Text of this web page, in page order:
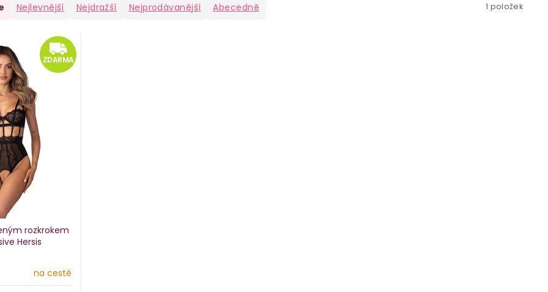
Nejlevnější Nejdražší Nejprodávanější Abecedně 1 položek
ZDARMA
ZDARMA
rozkrokem
Hersis
na cestě